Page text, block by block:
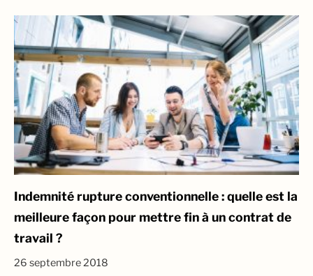
Indemnité rupture conventionnelle : quelle est la
meilleure façon pour mettre fin à un contrat de
travail ?
26 septembre 2018